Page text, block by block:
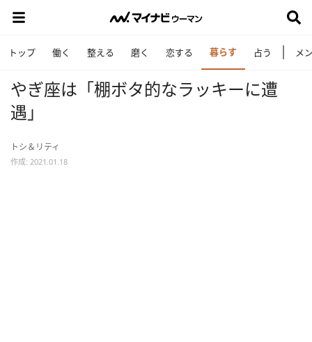
トップ 働く 整える 磨く 恋する 暮らす 占う メ
やぎ座は「棚ボタ的なラッキーに遭
遇」
トシ＆リティ
作成: 2021.01.18